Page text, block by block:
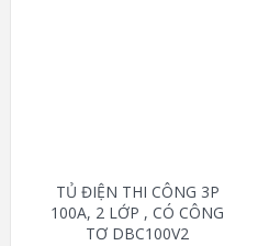
TỦ ĐIỆN THI CÔNG 3P
100A, 2 LỚP , CÓ CÔNG
TƠ DBC100V2